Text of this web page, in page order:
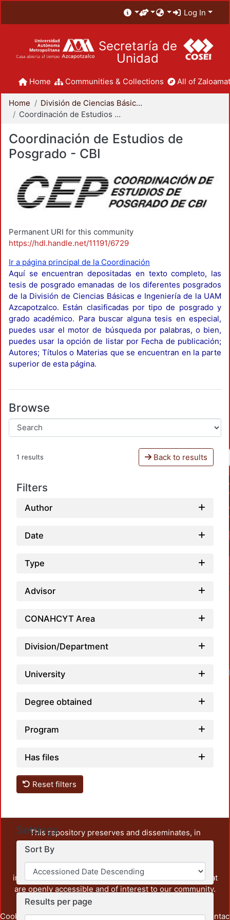
Log In
Secretaría de
Unidad
Home Communities & Collections All of
Home
División de Ciencias Básicas e Ingeniería
Coordinación de Estudios de Posgrado - CBI
Coordinación de Estudios de
Posgrado - CBI
Permanent URI for this community
https://hdl.handle.net/11191/6729
Ir a página principal de la Coordinación
Aquí se encuentran depositadas en texto completo, las
tesis de posgrado emanadas de los diferentes posgrados
de la División de Ciencias Básicas e Ingeniería de la UAM
Azcapotzalco. Están clasificadas por tipo de posgrado y
grado académico. Para buscar alguna tesis en especial,
puedes usar el motor de búsqueda por palabras, o bien,
puedes usar la opción de listar por Fecha de publicación;
Autores; Títulos o Materias que se encuentran en la parte
superior de esta página.
Browse
1 results Back to results
Filters
Author
Date
Type
Advisor
CONAHCYT Area
Division/Department
University
Degree obtained
Program
Has files
Reset filters
Settings
Sort By
Results per page
This repository preserves and disseminates, in
unrestricted open access, the teaching and research
output of UAM Azcapotzalco. It also includes some
administrative and graphic documents from the
institution, as well as content from other institutions that
are openly accessible and of interest to our community.
Cookie Privacy End User Send